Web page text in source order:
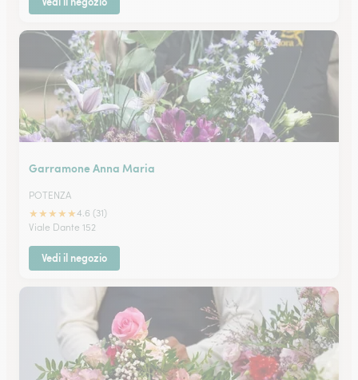
Garramone Anna Maria
POTENZA
★★★★★4.6 (31)
Viale Dante 152
Vedi il negozio